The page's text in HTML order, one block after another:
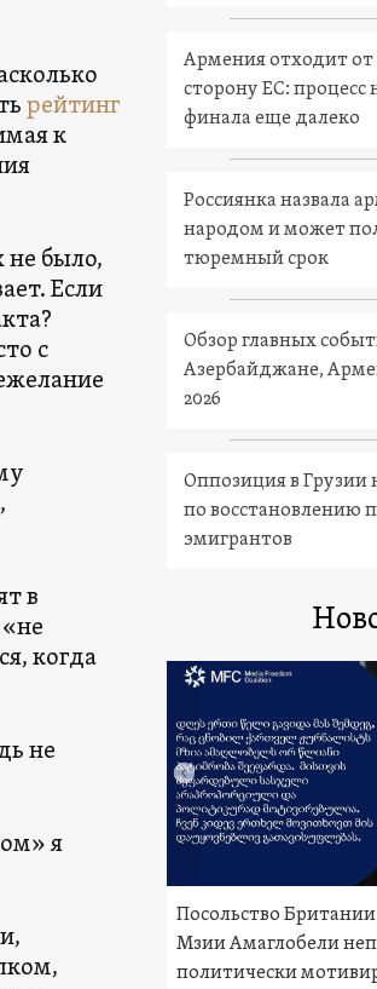
рейтинг
к
не было,
Если
с
в
когда
не
я
Армения отходит
сторону ЕС: процесс
финала еще далеко
Россиянка назвала
народом и может
тюремный срок
Обзор главных
Азербайджане,
2026
Оппозиция в
по восстановлению
эмигрантов
Посольство
Мзии Амаглобели
политически